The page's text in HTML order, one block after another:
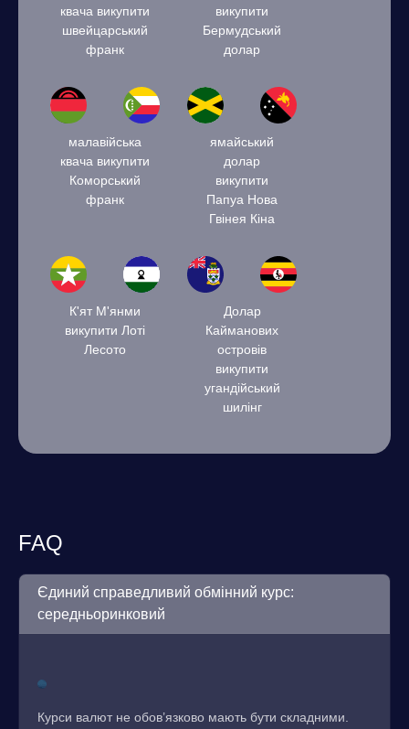
квача викупити
швейцарський
франк
викупити
Бермудський
долар
малавійська
квача викупити
Коморський
франк
ямайський
долар
викупити
Папуа Нова
Гвінея Кіна
К'ят М'янми
викупити Лоті
Лесото
Долар
Кайманових
островів
викупити
угандійський
шилінг
FAQ
Єдиний справедливий обмінний курс:
середньоринковий
Курси валют не обов’язково мають бути складними.